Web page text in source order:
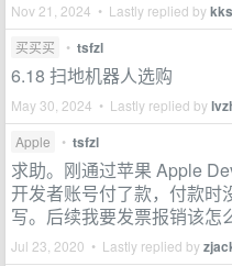
Nov 21, 2024 • Lastly replied by
买买买 • tsfzl
6.18 扫地机器人选购
May 30, 2024 • Lastly replied by
Apple • tsfzl
求助。刚通过苹果 Apple
开发者账号付了款，付款时
写。后续我要发票报销该怎
Jul 23, 2020 • Lastly replied by